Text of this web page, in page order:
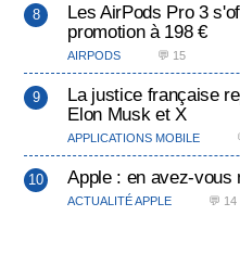
Les AirPods Pro 3
promotion à 198 €
AIRPODS 💬 15
La justice française
Elon Musk et X
APPLICATIONS MOBILE
Apple : en avez-vous
ACTUALITÉ APPLE 💬 14